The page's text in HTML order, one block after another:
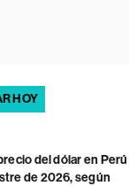
HOY
del dólar en Perú
de 2026, según